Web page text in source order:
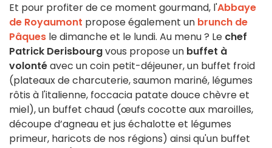
Et pour profiter de ce moment gourmand, l'Abbaye
de Royaumont propose également un brunch de
Pâques le dimanche et le lundi. Au menu ? Le chef
Patrick Derisbourgvous propose un buffet à
volontéavec un coin petit-déjeuner, un buffet froid
(plateaux de charcuterie, saumon mariné, légumes
rôtis à l'italienne, foccacia patate douce chèvre et
miel), un buffet chaud (œufs cocotte aux maroilles,
découpe d’agneau et jus échalotte et légumes
primeur, haricots de nos régions) ainsi qu'un buffet